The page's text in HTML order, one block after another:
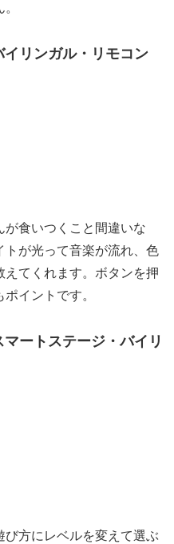
リンガル・リモコン
が食いつくこと間違いな
が光って音楽が流れ、色
てくれます。ボタンを押
イントです。
ートステージ・バイリ
方にレベルを変えて選ぶ